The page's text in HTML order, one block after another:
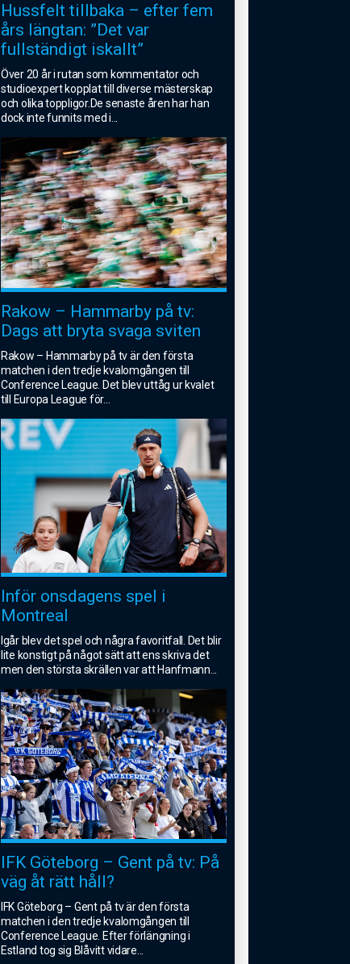
Hussfelt tillbaka – efter fem
års längtan: ”Det var
fullständigt iskallt”
Över 20 år i rutan som kommentator och
studioexpert kopplat till diverse mästerskap
och olika toppligor.De senaste åren har han
dock inte funnits med i
Rakow – Hammarby på tv:
Dags att bryta svaga sviten
Rakow – Hammarby på tv är den första
matchen i den tredje kvalomgången till
Conference League. Det blev uttåg ur kvalet
till Europa League för...
Inför onsdagens spel i
Montreal
Igår blev det spel och några favoritfall. Det blir
lite konstigt på något sätt att ens skriva det
men den största skrällen var att Hanfmann
IFK Göteborg – Gent på tv: På
väg åt rätt håll?
IFK Göteborg – Gent på tv är den första
matchen i den tredje kvalomgången till
Conference League. Efter förlängning i
Estland tog sig Blåvitt vidare...